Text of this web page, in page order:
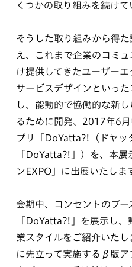
くつかの取り組みを続けて
そうした取り組みから得
え、これまで企業のコミ
け提供してきたユーザー
サービスデザインといっ
し、能動的で協働的な新
るために開発、2017年6
プリ「DoYatta?!（ドヤッ
「DoYatta?!」）を、本
ンEXPO」に出展いたしま
会期中、コンセントのブー
「DoYatta?!」を展示し
業スタイルをご紹介いたし
に先立って実施するβ版ア